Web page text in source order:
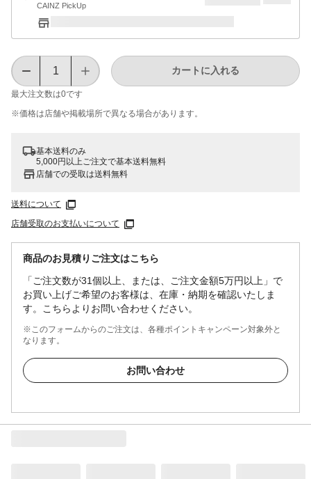
CAINZ PickUp
最大注文数は0です
カートに入れる
※価格は​店舗や​掲載場所で​異なる​場合が​あります。
基本送料のみ
5,000円以上ご注文で基本送料無料
店舗での受取は送料無料
送料について
店舗受取のお支払いについて
商品のお見積りご注文はこちら
「ご注文数が31個以上、または、ご注文金額5万円以上」で
お買い上げご希望のお客様は、在庫・納期を確認いたしま
す。こちらよりお問い合わせください。
※このフォームからのご注文は、各種ポイントキャンペーン対象外と
なります。
お問い合わせ